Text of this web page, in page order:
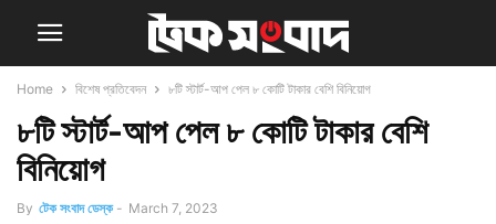
Home বিশেষ প্রতিবেদন ৮টি স্টার্ট-আপ পেল ৮ কোটি টাকার বেশি বিনিয়োগ
৮টি স্টার্ট-আপ পেল ৮ কোটি টাকার বেশি
বিনিয়োগ
By টেক সংবাদ ডেস্ক - March 7, 2023